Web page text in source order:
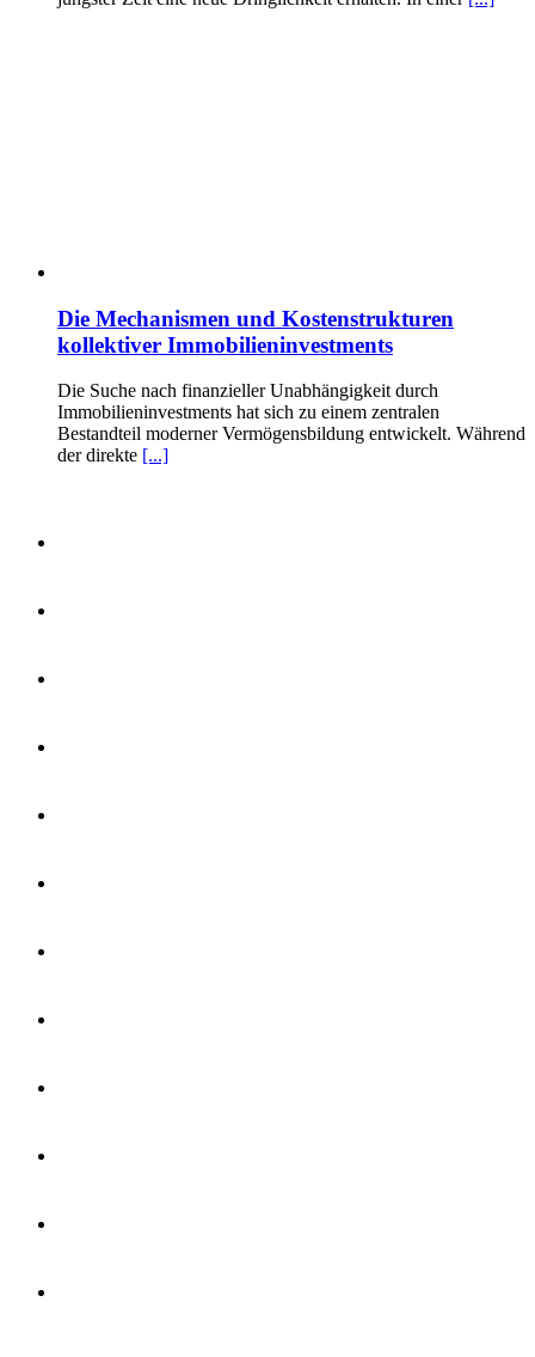
Die Mechanismen und Kostenstrukturen
kollektiver Immobilieninvestments
Die Suche nach finanzieller Unabhängigkeit durch
Immobilieninvestments hat sich zu einem zentralen
Bestandteil moderner Vermögensbildung entwickelt. Während
der direkte [...]